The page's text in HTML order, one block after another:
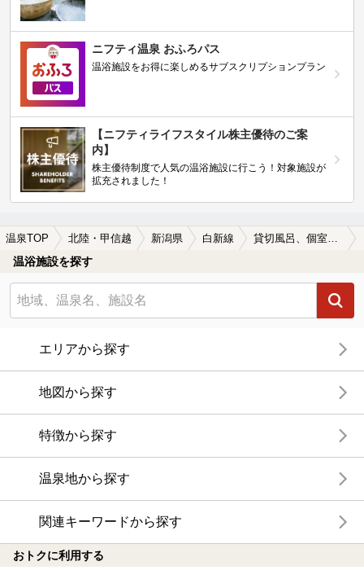
ニフティ温泉 おふろパス
温浴施設をお得に楽しめるサブスクリプションプラン
【ニフティライフスタイル株主優待のご案
内】
株主優待制度で人気の温浴施設に行こう！対象施設が
拡充されました！
温泉TOP 北陸・甲信越 新潟県 白新線 貸切風呂、個室風呂付きの白新線周辺の温泉、日帰り温泉、スーパー銭湯を探す
温浴施設を探す
エリアから探す
地図から探す
特徴から探す
温泉地から探す
関連キーワードから探す
おトクに利用する